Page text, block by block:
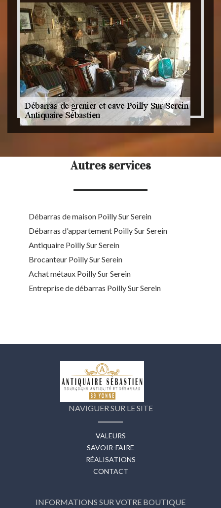
Autres services
Débarras de maison Poilly Sur Serein
Débarras d'appartement Poilly Sur Serein
Antiquaire Poilly Sur Serein
Brocanteur Poilly Sur Serein
Achat métaux Poilly Sur Serein
Entreprise de débarras Poilly Sur Serein
NAVIGUER SUR LE SITE
VALEURS
SAVOIR-FAIRE
RÉALISATIONS
CONTACT
INFORMATIONS SUR VOTRE BOUTIQUE